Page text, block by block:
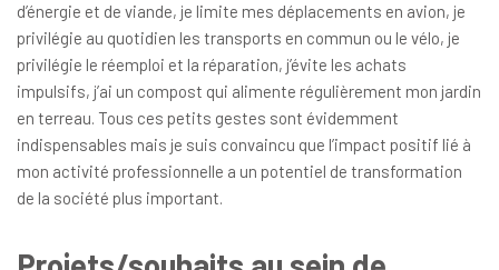
d’énergie et de viande, je limite mes déplacements en avion, je
privilégie au quotidien les transports en commun ou le vélo, je
privilégie le réemploi et la réparation, j’évite les achats
impulsifs, j’ai un compost qui alimente régulièrement mon jardin
en terreau. Tous ces petits gestes sont évidemment
indispensables mais je suis convaincu que l’impact positif lié à
mon activité professionnelle a un potentiel de transformation
de la société plus important.